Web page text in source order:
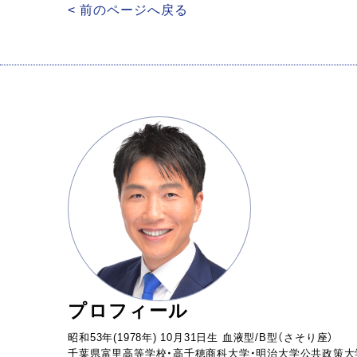
< 前のページへ戻る
プロフィール
昭和53年(1978年) 10月31日生 血液型/B型（さそり座）
千葉県富里高等学校・高千穂商科大学・明治大学公共政策大